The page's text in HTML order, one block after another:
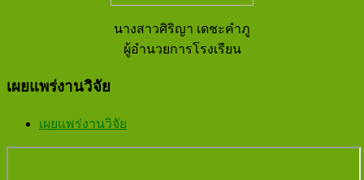
นางสาวศิริญา เดชะคำภู
ผู้อำนวยการโรงเรียน
เผยแพร่งานวิจัย
เผยแพร่งานวิจัย